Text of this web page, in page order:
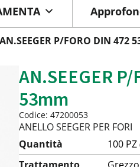
P/FORO DIN 472
AN.SEEGER
53mm
Codice: 47200053
ANELLO SEEGER PER FORI
Quantità
100 PZ